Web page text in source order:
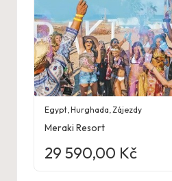
Egypt,Hurghada,Zájezdy
Meraki Resort
29 590,00 Kč